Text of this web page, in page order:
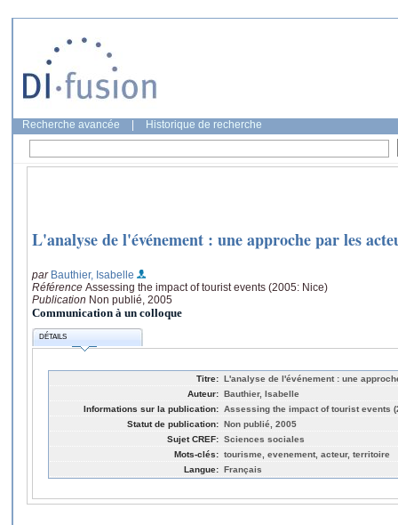
Recherche avancée Historique de recherche
L'analyse de l'événement : une approche par les
par Bauthier, Isabelle
Référence Assessing the impact of tourist events (2005: Nice)
Publication Non publié, 2005
Communication à un colloque
DÉTAILS
Titre: L'analyse de l'événement : une
Auteur: Bauthier, Isabelle
Informations sur la publication: Assessing the impact of tourist events
Statut de publication: Non publié, 2005
Sujet CREF: Sciences sociales
Mots-clés: tourisme, evenement, acteur, territoire
Langue: Français